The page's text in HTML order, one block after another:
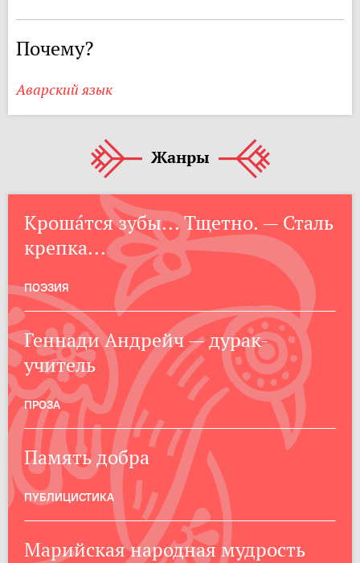
Почему?
Аварский язык
Жанры
Кроша́тся зубы... Тщетно. — Сталь
крепка...
ПОЭЗИЯ
Геннади Андрейч — дурак-
учитель
ПРОЗА
Память добра
ПУБЛИЦИСТИКА
Марийская народная мудрость